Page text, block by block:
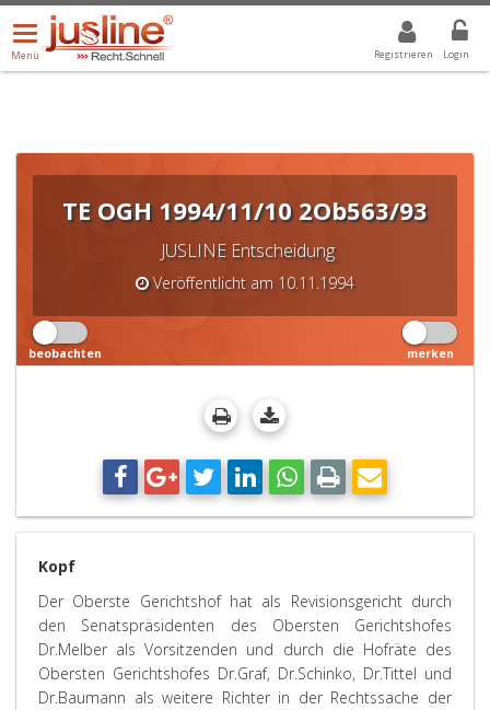
Registrieren Login
Menü
öffnen/schließen
Menü
ALLE DROPDOWN: GEWÄHLTER WERT IST ALLE
TE OGH 1994/11/10 2Ob563/93
JUSLINE Entscheidung
Veröffentlicht am 10.11.1994
beobachten merken
Kopf
Der Oberste Gerichtshof hat als Revisionsgericht durch
den Senatspräsidenten des Obersten Gerichtshofes
Dr.Melber als Vorsitzenden und durch die Hofräte des
Obersten Gerichtshofes Dr.Graf, Dr.Schinko, Dr.Tittel und
Dr.Baumann als weitere Richter in der Rechtssache der